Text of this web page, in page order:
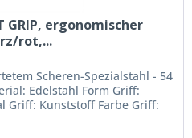
GRIP, ergonomischer
rot,...
Scheren-Spezialstahl - 54
Edelstahl Form Griff:
Griff: Kunststoff Farbe Griff: